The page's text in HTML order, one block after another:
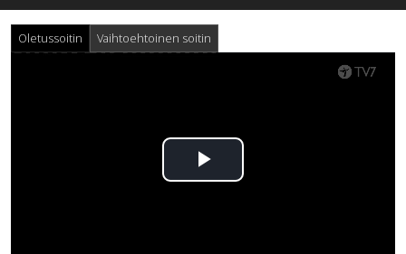
Oletussoitin Vaihtoehtoinen soitin
Toista